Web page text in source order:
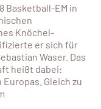
Basketball-EM in
Knöchel-
er sich für
Waser. Das
heißt dabei:
Gleich zu